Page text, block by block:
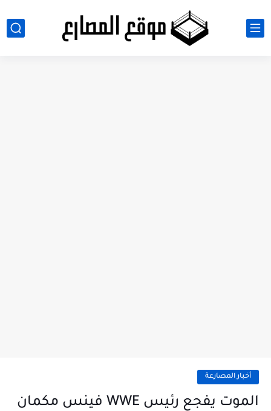
أخبار المصارعة
الموت يفجع رئيس WWE فينس مكمان